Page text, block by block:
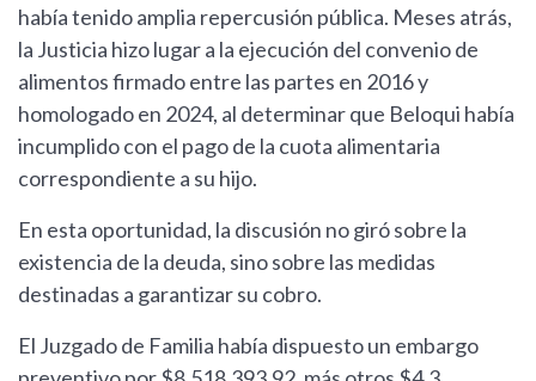
había tenido amplia repercusión pública. Meses atrás,
la Justicia hizo lugar a la ejecución del convenio de
alimentos firmado entre las partes en 2016 y
homologado en 2024, al determinar que Beloqui había
incumplido con el pago de la cuota alimentaria
correspondiente a su hijo.
En esta oportunidad, la discusión no giró sobre la
existencia de la deuda, sino sobre las medidas
destinadas a garantizar su cobro.
El Juzgado de Familia había dispuesto un embargo